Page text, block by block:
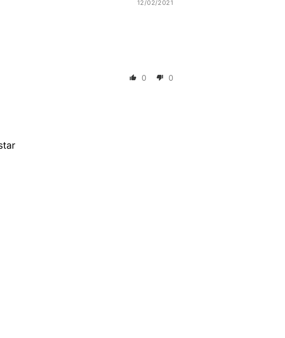
12/02/2021
0 0